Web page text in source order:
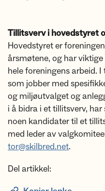
Tillitsverv i hovedstyret
Hovedstyret er
årsmøtene, og har
hele foreningens arbeid.
som jobber med
og miljøutvalget og
i å bidra i et tillitsverv,
noen kandidater til et
med leder av
tor@skilbred.net.
Del artikkel: